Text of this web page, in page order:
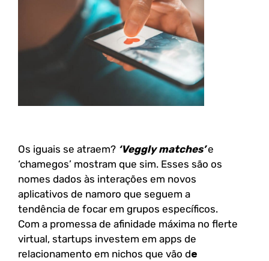
Os iguais se atraem? ‘Veggly matches’ e
‘chamegos’ mostram que sim. Esses são os
nomes dados às interações em novos
aplicativos de namoro que seguem a
tendência de focar em grupos específicos.
Com a promessa de afinidade máxima no flerte
virtual, startups investem em apps de
relacionamento em nichos que vão de